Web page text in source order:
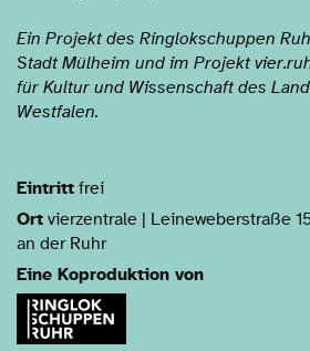
Ein Projekt des Ringlokschuppen
Stadt Mülheim und im Projekt
für Kultur und Wissenschaft des
Westfalen.
Eintritt frei
Ort vierzentrale | Leineweberstraße
an der Ruhr
Eine Koproduktion von